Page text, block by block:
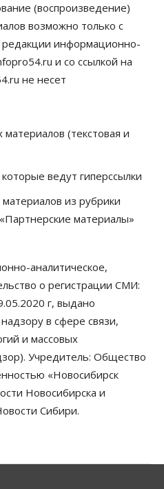
области из-за засухи
визиту Владимира
главные причины
Мошковского района
опять атакуют
через электронную
пику активности
области
(воспроизведение)
возможно только с
информационно-
и со ссылкой на
не несет
(текстовая и
ведут гиперссылки
из рубрики
материалы»
аналитическое,
о регистрации СМИ:
г, выдано
в сфере связи,
и массовых
Учредитель: Общество
«Новосибирск
Новосибирска и
Сибири.